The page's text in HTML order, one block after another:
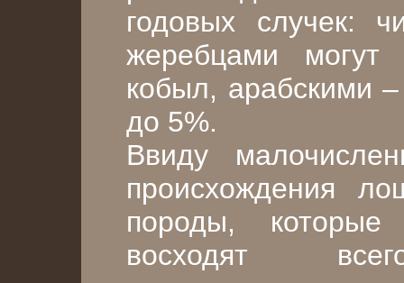
годовых случек:
жеребцами
кобыл, арабскими
до 5%.
Ввиду
происхождения
породы,
восходят